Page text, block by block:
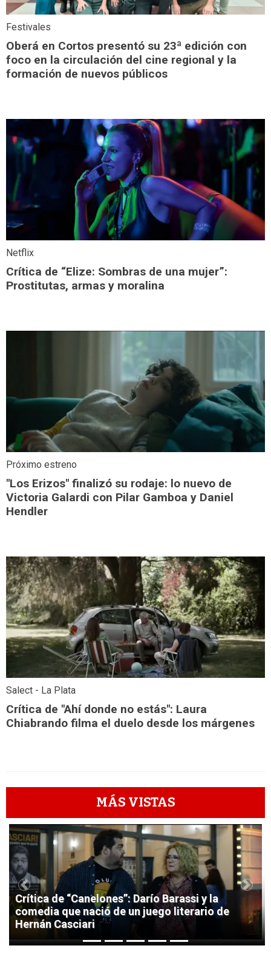
Festivales
Oberá en Cortos presentó su 23ª edición con
foco en la circulación del cine regional y la
formación de nuevos públicos
Netflix
Crítica de “Elize: Sombras de una mujer”:
Prostitutas, armas y moralina
Próximo estreno
"Los Erizos" finalizó su rodaje: lo nuevo de
Victoria Galardi con Pilar Gamboa y Daniel
Hendler
Salect - La Plata
Crítica de "Ahí donde no estás": Laura
Chiabrando filma el duelo desde los márgenes
MÁS VISTAS
1
Crítica de “Canelones”: Darío Barassi y la
comedia que nació de un juego literario de
Hernán Casciari
Previous Next